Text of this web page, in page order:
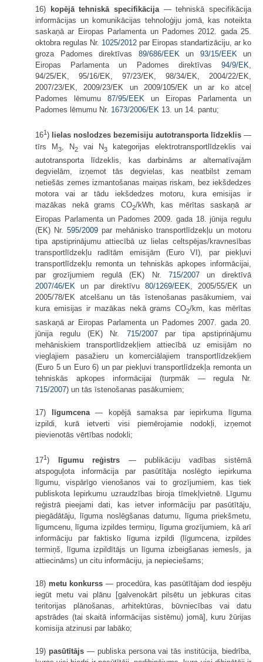
16) kopējā tehniskā specifikācija— tehniskā specifikācija
informācijas un komunikācijas tehnoloģiju jomā, kas noteikta
saskaņā ar Eiropas Parlamenta un Padomes 2012. gada 25.
oktobra regulas Nr. 1025/2012 par Eiropas standartizāciju, ar ko
groza Padomes direktīvas 89/686/EEKun 93/15/EEKun
Eiropas Parlamenta un Padomes direktīvas 94/9/EK,
94/25/EK, 95/16/EK, 97/23/EK, 98/34/EK, 2004/22/EK,
2007/23/EK, 2009/23/EK un 2009/105/EK un ar ko atceļ
Padomes lēmumu 87/95/EEK un Eiropas Parlamenta un
Padomes lēmumu Nr. 1673/2006/EK 13. un 14. pantu;
161) lielas noslodzes bezemisiju autotransporta līdzeklis —
tīrs M3 , N2 vai N3
kategorijas elektrotransportlīdzeklis vai
autotransporta līdzeklis, kas darbināms ar alternatīvajām
degvielām, izņemot tās degvielas, kas neatbilst zemam
netiešās zemes izmantošanas maiņas riskam, bez iekšdedzes
motora vai ar tādu iekšdedzes motoru, kura emisijas ir
mazākas nekā grams CO2/kWh, kas mērītas saskaņā ar
Eiropas Parlamenta un Padomes 2009. gada 18. jūnija regulu
(EK) Nr. 595/2009 par mehānisko transportlīdzekļu un motoru
tipa apstiprinājumu attiecībā uz lielas celtspējas/kravnesības
transportlīdzekļu radītām emisijām (Euro VI), par piekļuvi
transportlīdzekļu remonta un tehniskās apkopes informācijai,
par grozījumiem regulā (EK) Nr. 715/2007un direktīvā
2007/46/EK un par direktīvu 80/1269/EEK , 2005/55/EK un
2005/78/EK atcelšanu un tās īstenošanas pasākumiem, vai
kura emisijas ir mazākas nekā grams CO2/km, kas mērītas
saskaņā ar Eiropas Parlamenta un Padomes 2007. gada 20.
jūnija regulu (EK) Nr. 715/2007par tipa apstiprinājumu
mehāniskiem transportlīdzekļiem attiecībā uz emisijām no
vieglajiem pasažieru un komerciālajiem transportlīdzekļiem
(Euro 5 un Euro 6) un par piekļuvi transportlīdzekļa remonta un
tehniskās apkopes informācijai (turpmāk — regula Nr.
715/2007) un tās īstenošanas pasākumiem;
17) līgumcena— kopējā samaksa par iepirkuma līguma
izpildi, kurā ietverti visi piemērojamie nodokļi, izņemot
pievienotās vērtības nodokli;
171) līgumu reģistrs — publikāciju vadības sistēmā
atspoguļota informācija par pasūtītāja noslēgto iepirkuma
līgumu, vispārīgo vienošanos vai to grozījumiem, kas tiek
publiskota Iepirkumu uzraudzības biroja tīmekļvietnē. Līgumu
reģistrā pieejami dati, kas ietver informāciju par pasūtītāju,
piegādātāju, līguma noslēgšanas datumu, līguma priekšmetu,
līgumcenu, līguma izpildes termiņu, līguma grozījumiem, kā arī
informāciju par faktisko līguma izpildi (līgumcena, izpildes
termiņš, līguma izpildītājs un līguma izbeigšanas iemesls, ja
attiecināms) un citu informāciju, ja nepieciešams;
18) metu konkurss — procedūra, kas pasūtītājam dod iespēju
iegūt metu vai plānu [galvenokārt pilsētu un jebkuras citas
teritorijas plānošanas, arhitektūras, būvniecības vai datu
apstrādes (tai skaitā informācijas sistēmu) jomā], kuru žūrijas
komisija atzinusi par labāko;
19) pasūtītājs— publiska persona vai tās institūcija, biedrība,